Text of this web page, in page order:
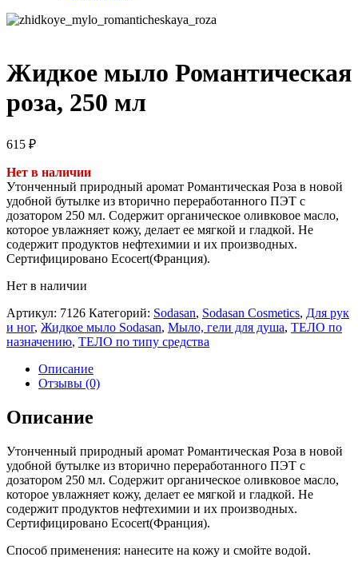
Жидкое мыло Романтическая
роза, 250 мл
615 ₽
Нет в наличии
Утонченный природный аромат Романтическая Роза в новой
удобной бутылке из вторично переработанного ПЭТ с
дозатором 250 мл. Содержит органическое оливковое масло,
которое увлажняет кожу, делает ее мягкой и гладкой. Не
содержит продуктов нефтехимии и их производных.
Сертифицировано Ecocert(Франция).
Нет в наличии
Артикул: 7126 Категорий: Sodasan, Sodasan Cosmetics, Для рук
и ног, Жидкое мыло Sodasan, Мыло, гели для душа, ТЕЛО по
назначению, ТЕЛО по типу средства
Описание
Отзывы (0)
Описание
Утонченный природный аромат Романтическая Роза в новой
удобной бутылке из вторично переработанного ПЭТ с
дозатором 250 мл. Содержит органическое оливковое масло,
которое увлажняет кожу, делает ее мягкой и гладкой. Не
содержит продуктов нефтехимии и их производных.
Сертифицировано Ecocert(Франция).
Способ применения: нанесите на кожу и смойте водой.